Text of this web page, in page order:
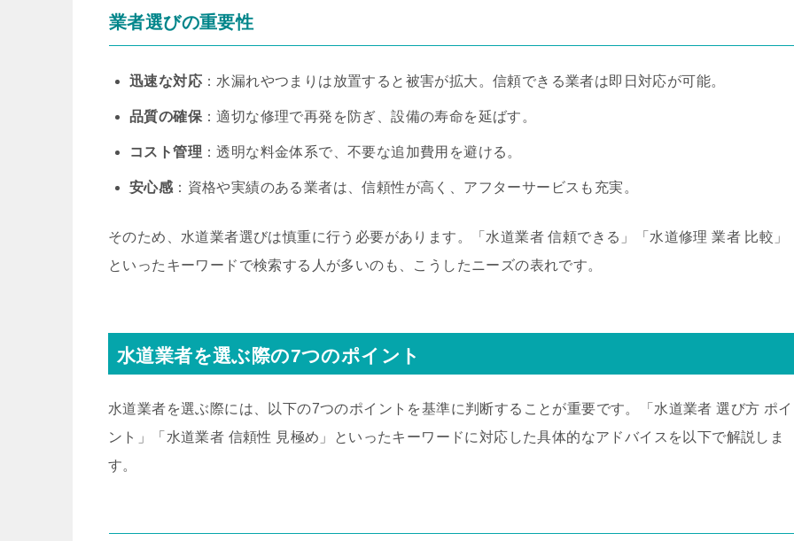
業者選びの重要性
迅速な対応 ：水漏れやつまりは放置すると被害が拡大。信頼できる業者は即日対応が可能。
品質の確保 ：適切な修理で再発を防ぎ、設備の寿命を延ばす。
コスト管理 ：透明な料金体系で、不要な追加費用を避ける。
安心感 ：資格や実績のある業者は、信頼性が高く、アフターサービスも充実。
そのため、水道業者選びは慎重に行う必要があります。「水道業者 信頼できる」「水道修理 業者 比較」
といったキーワードで検索する人が多いのも、こうしたニーズの表れです。
水道業者を選ぶ際の7つのポイント
水道業者を選ぶ際には、以下の7つのポイントを基準に判断することが重要です。「水道業者 選び方 ポイ
ント」「水道業者 信頼性 見極め」といったキーワードに対応した具体的なアドバイスを以下で解説しま
す。